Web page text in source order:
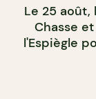
Le 25 août,
Chasse
l'Espiègle